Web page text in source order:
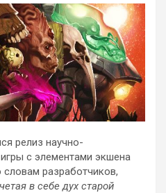
релиз научно-
с элементами экшена
словам разработчиков,
в себе дух старой